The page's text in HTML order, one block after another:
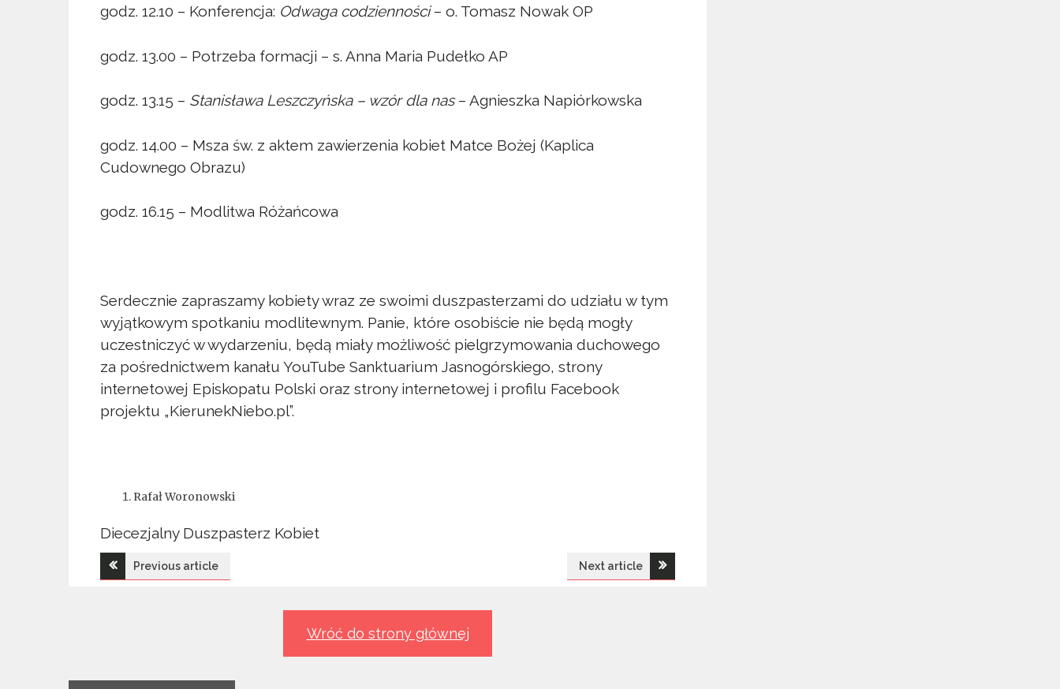
godz. 12.10 – Konferencja: Odwaga codzienności– o. Tomasz Nowak OP
godz. 13.00 – Potrzeba formacji – s. Anna Maria Pudełko AP
godz. 13.15 – Stanisława Leszczyńska – wzór dla nas– Agnieszka Napiórkowska
godz. 14.00 – Msza św. z aktem zawierzenia kobiet Matce Bożej (Kaplica
Cudownego Obrazu)
godz. 16.15 – Modlitwa Różańcowa
Serdecznie zapraszamy kobiety wraz ze swoimi duszpasterzami do udziału w tym
wyjątkowym spotkaniu modlitewnym. Panie, które osobiście nie będą mogły
uczestniczyć w wydarzeniu, będą miały możliwość pielgrzymowania duchowego
za pośrednictwem kanału YouTube Sanktuarium Jasnogórskiego, strony
internetowej Episkopatu Polski oraz strony internetowej i profilu Facebook
projektu „KierunekNiebo.pl”.
Rafał Woronowski
Diecezjalny Duszpasterz Kobiet
Nawigacja
Previous article Next article
Wróć do strony głównej